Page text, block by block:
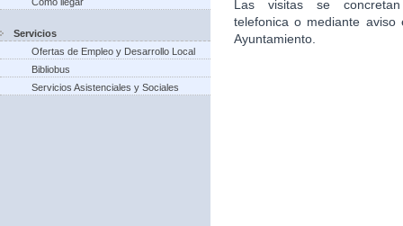
Servicios
Ofertas de Empleo y Desarrollo Local
Bibliobus
Servicios Asistenciales y Sociales
Las visitas se
telefonica o mediante aviso
Ayuntamiento.